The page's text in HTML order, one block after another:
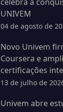
UNIVEM
04 de agosto de
Novo Univem
Coursera e
certificações
13 de julho de
Univem abre